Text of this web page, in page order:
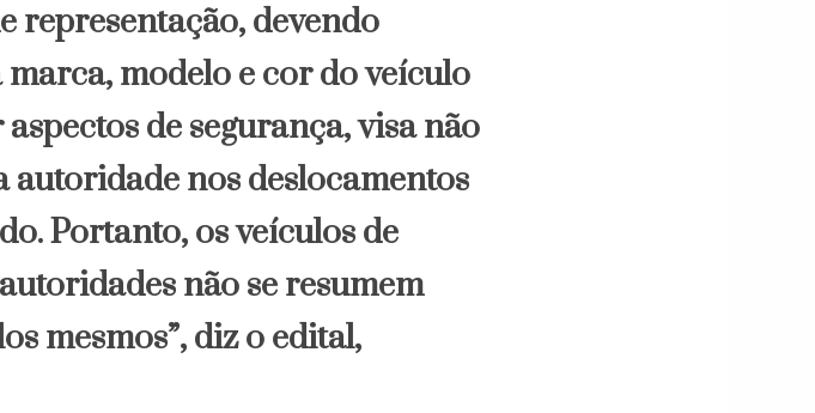
representação, devendo
modelo e cor do veículo
de segurança, visa não
autoridade nos deslocamentos
Portanto, os veículos de
não se resumem
mesmos”, diz o edital,